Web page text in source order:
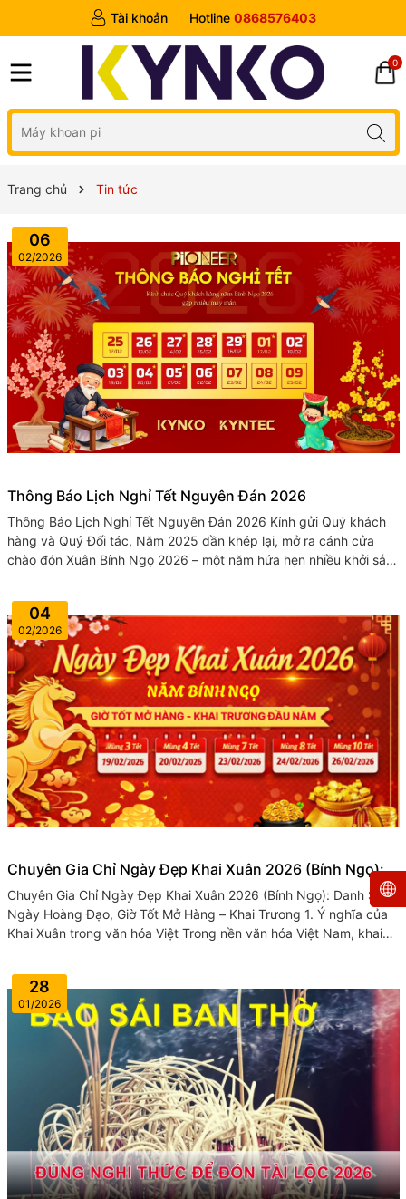
Tài khoản Hotline 0868576403
0
Trang chủ Tin tức
06
02/2026
Thông Báo Lịch Nghỉ Tết Nguyên Đán 2026
Thông Báo Lịch Nghỉ Tết Nguyên Đán 2026 Kính gửi Quý khách
hàng và Quý Đối tác, Năm 2025 dần khép lại, mở ra cánh cửa
chào đón Xuân Bính Ngọ 2026 – một năm hứa hẹn nhiều khởi sắc,
04
02/2026
Chuyên Gia Chỉ Ngày Đẹp Khai Xuân 2026 (Bính Ngọ):
Danh Sách Ngày Hoàng Đạo, Giờ Tốt Mở Hàng – Khai
Trương
Chuyên Gia Chỉ Ngày Đẹp Khai Xuân 2026 (Bính Ngọ): Danh Sách
Ngày Hoàng Đạo, Giờ Tốt Mở Hàng – Khai Trương 1. Ý nghĩa của
Khai Xuân trong văn hóa Việt Trong nền văn hóa Việt Nam, khai
28
01/2026